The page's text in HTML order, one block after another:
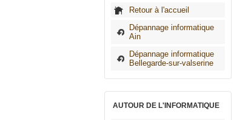
Retour à l'accueil
Dépannage informatique
Ain
Dépannage informatique
Bellegarde-sur-valserine
AUTOUR DE L'INFORMATIQUE